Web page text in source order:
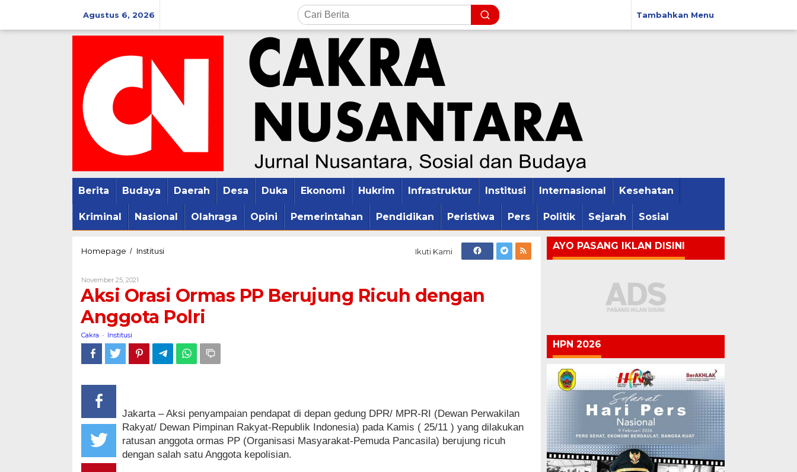
konten
Agustus 6, 2026 Tambahkan Menu
Berita Budaya Daerah Desa Duka Ekonomi Hukrim Infrastruktur Institusi Internasional Kesehatan
Kriminal Nasional Olahraga Opini Pemerintahan Pendidikan Peristiwa Pers Politik Sejarah Sosial
Homepage / InstitusiAksi
PP
Berujung
Ricuh
dengan
Polri
Ikuti Kami
November 25, 2021
Aksi Orasi Ormas PP Berujung Ricuh dengan
Anggota Polri
Cakra - Institusi
Jakarta – Aksi penyampaian pendapat di depan gedung DPR/ MPR-RI (Dewan Perwakilan
Rakyat/ Dewan Pimpinan Rakyat-Republik Indonesia) pada Kamis ( 25/11 ) yang dilakukan
ratusan anggota ormas PP (Organisasi Masyarakat-Pemuda Pancasila) berujung ricuh
dengan salah satu Anggota kepolisian.
AYO PASANG IKLAN DISINI
HPN 2026